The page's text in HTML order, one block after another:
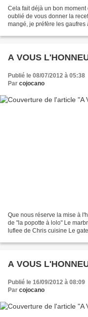
Cela fait déjà un bon
oublié de vous donner la
mangé, je préfère les
A VOUS
Publié le 08/07/2012 à 05:38
Par cojocano
Que nous réserve la mise à
de "la popotte à lolo" Le
luflee de Chris cuisine Le
A VOUS
Publié le 16/09/2012 à 08:09
Par cojocano